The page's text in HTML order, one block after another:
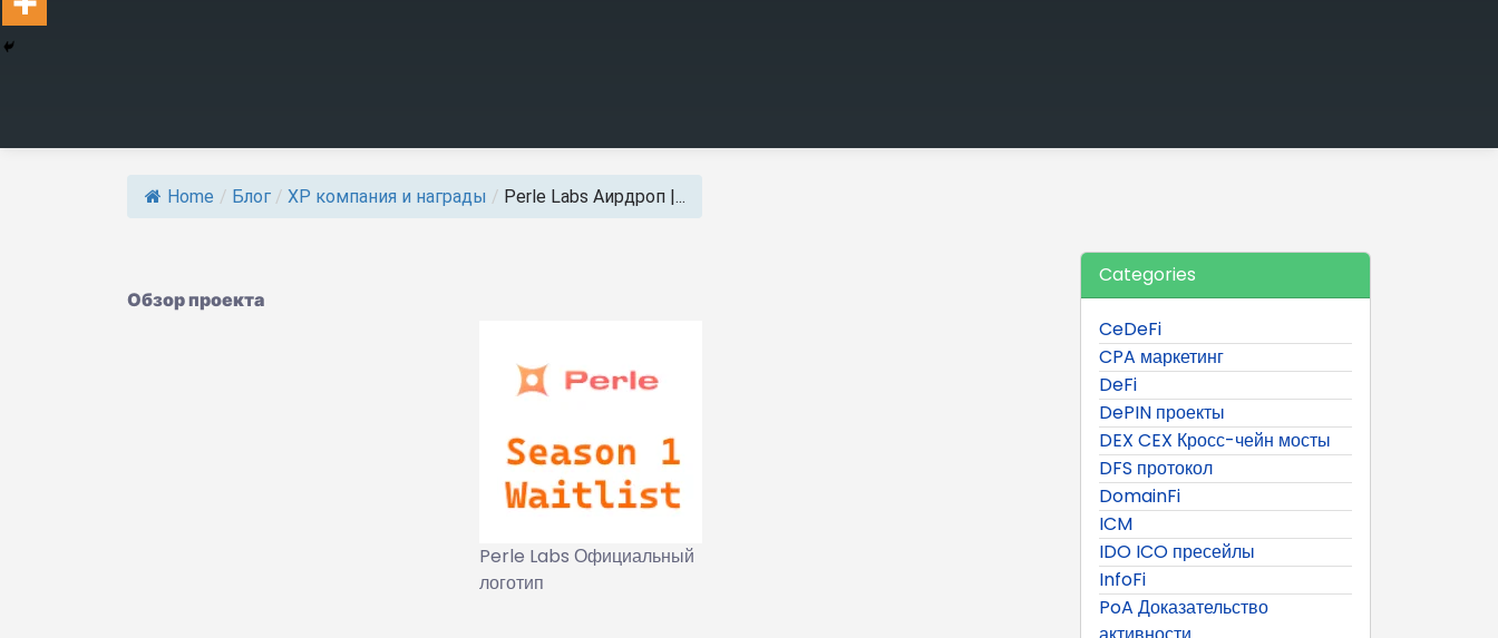
Home / Блог / ХР компания и награды / Perle Labs Аирдроп |...
Обзор проекта
Perle Labs Официальный
логотип
Categories
CeDeFi
CPA маркетинг
DeFi
DePIN проекты
DEX CEX Кросс-чейн мосты
DFS протокол
DomainFi
ICM
IDO ICO пресейлы
InfoFi
PoA Доказательство